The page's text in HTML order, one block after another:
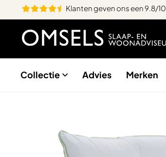
Klanten geven ons een 9.8/10
Collectie Advies Merken